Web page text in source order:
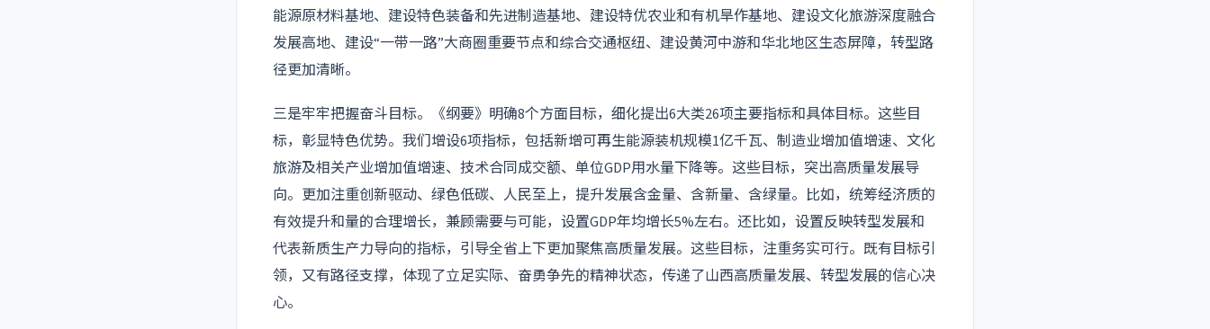
能源原材料基地、建设特色装备和先进制造基地、建设特优农业和有机旱作基地、建设文化旅游深度融合
发展高地、建设“一带一路”大商圈重要节点和综合交通枢纽、建设黄河中游和华北地区生态屏障，转型路
径更加清晰。
三是牢牢把握奋斗目标。《纲要》明确8个方面目标，细化提出6大类26项主要指标和具体目标。这些目
标，彰显特色优势。我们增设6项指标，包括新增可再生能源装机规模1亿千瓦、制造业增加值增速、文化
旅游及相关产业增加值增速、技术合同成交额、单位GDP用水量下降等。这些目标，突出高质量发展导
向。更加注重创新驱动、绿色低碳、人民至上，提升发展含金量、含新量、含绿量。比如，统筹经济质的
有效提升和量的合理增长，兼顾需要与可能，设置GDP年均增长5%左右。还比如，设置反映转型发展和
代表新质生产力导向的指标，引导全省上下更加聚焦高质量发展。这些目标，注重务实可行。既有目标引
领，又有路径支撑，体现了立足实际、奋勇争先的精神状态，传递了山西高质量发展、转型发展的信心决
心。